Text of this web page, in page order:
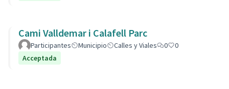
Cami Valldemar i Calafell Parc
Participantes Municipio Calles y Viales 0
0
Acceptada